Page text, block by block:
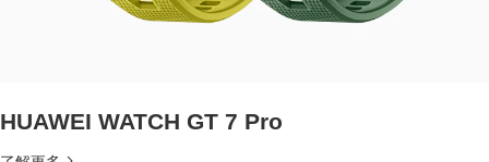
HUAWEI WATCH GT 7 Pro